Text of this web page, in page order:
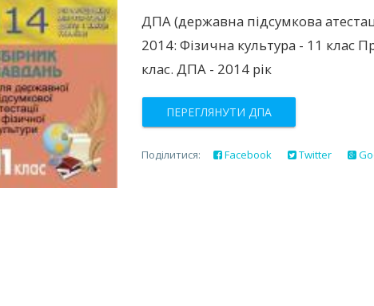
ДПА (державна підсумкова
2014: Фізична культура - 11 клас
клас. ДПА - 2014 рік
ПЕРЕГЛЯНУТИ ДПА
Поділитися: Facebook Twitter